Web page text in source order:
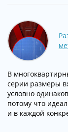
В
серии размеры
условно
потому что
и в каждой